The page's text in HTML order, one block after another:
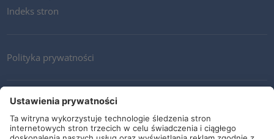
Indeks stron
Polityka prywatności
Kontakt